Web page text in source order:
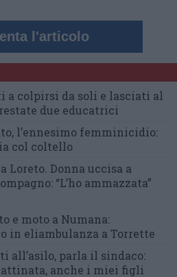
l'articolo
a colpirsi da soli e lasciati al
due educatrici
l’ennesimo femminicidio:
col coltello
Loreto. Donna uccisa a
“L’ho ammazzata”
e moto a Numana:
in eliambulanza a Torrette
all’asilo, parla il sindaco:
anche i miei figli